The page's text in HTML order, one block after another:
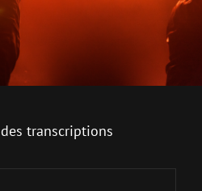
transcriptions